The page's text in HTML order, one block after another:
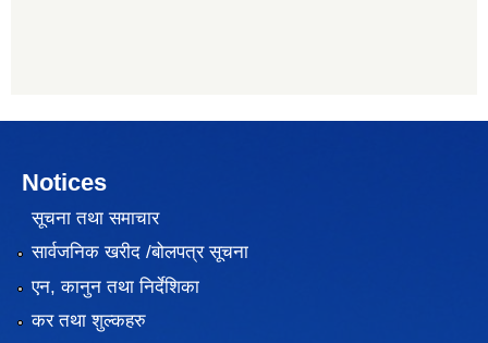
Notices
सूचना तथा समाचार
सार्वजनिक खरीद /बोलपत्र सूचना
एन, कानुन तथा निर्देशिका
कर तथा शुल्कहरु